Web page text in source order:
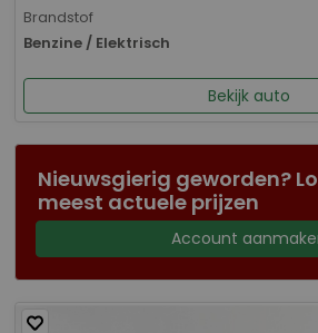
Brandstof
Benzine / Elektrisch
Bekijk auto
Nieuwsgierig geworden?
meest actuele prijzen
Account